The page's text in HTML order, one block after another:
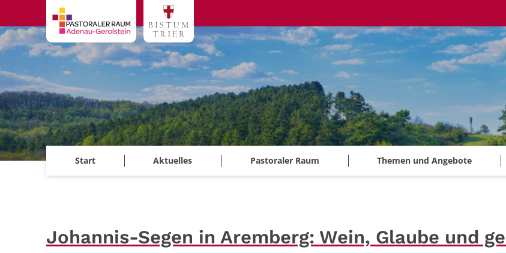
Zum Inhalt springen
Start Aktuelles Pastoraler Raum Themen und Angebote
Johannis-Segen in Aremberg: Wein, Glaube und